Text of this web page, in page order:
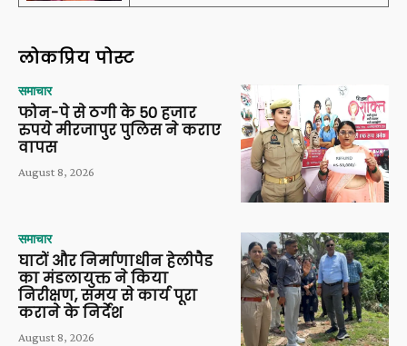
लोकप्रिय पोस्ट
समाचार
फोन-पे से ठगी के 50 हजार
रुपये मीरजापुर पुलिस ने कराए
वापस
August 8, 2026
समाचार
घाटों और निर्माणाधीन हेलीपैड
का मंडलायुक्त ने किया
निरीक्षण, समय से कार्य पूरा
कराने के निर्देश
August 8, 2026